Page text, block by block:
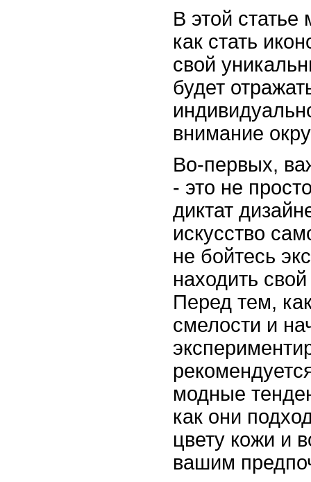
В этой
как стать
свой
будет
внимание
Во-первых,
- это не
диктат
искусство
не бойтесь
находить
Перед тем,
смелости и
модные
как они
цвету кожи и
вашим